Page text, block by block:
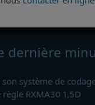
dernière
son système de
RXMA30 1,5D